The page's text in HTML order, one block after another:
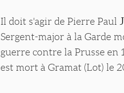
Il doit s'agir de Pierre Paul
Sergent-major à la Garde
guerre contre la Prusse en
est mort à Gramat (Lot) le